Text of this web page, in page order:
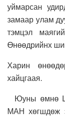
уймарсан
замаар улам
тэмцэл
Өнөөдрийнх
Харин
хайцгаая.
Юуны өмнө
МАН хөгшдөж